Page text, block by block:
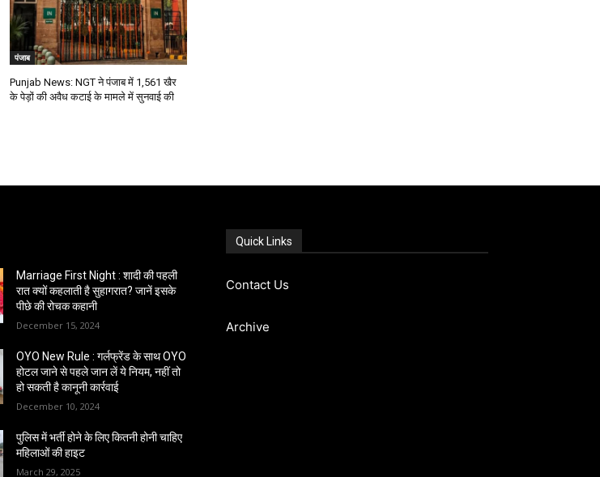
पंजाब
Punjab News: NGT ने पंजाब में 1,561 खैर
के पेड़ों की अवैध कटाई के मामले में सुनवाई की
Marriage First Night : शादी की पहली
रात क्यों कहलाती है सुहागरात? जानें इसके
पीछे की रोचक कहानी
December 15, 2024
OYO New Rule : गर्लफ्रेंड के साथ OYO
होटल जाने से पहले जान लें ये नियम, नहीं तो
हो सकती है कानूनी कार्रवाई
December 10, 2024
पुलिस में भर्ती होने के लिए कितनी होनी चाहिए
महिलाओं की हाइट
March 29, 2025
Quick Links
Contact Us
Archive